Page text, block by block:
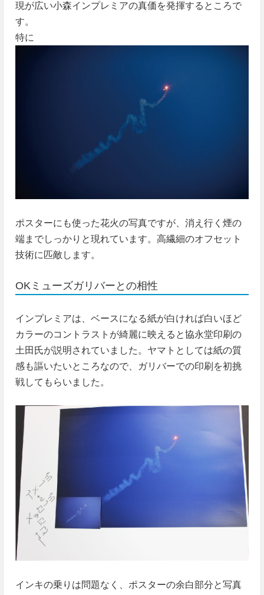
現が広い小森インプレミアの真価を発揮するところで
す。
特に
ポスターにも使った花火の写真ですが、消え行く煙の
端までしっかりと現れています。高繊細のオフセット
技術に匹敵します。
OKミューズガリバーとの相性
インプレミアは、ベースになる紙が白ければ白いほど
カラーのコントラストが綺麗に映えると協永堂印刷の
土田氏が説明されていました。ヤマトとしては紙の質
感も謳いたいところなので、ガリバーでの印刷を初挑
戦してもらいました。
インキの乗りは問題なく、ポスターの余白部分と写真